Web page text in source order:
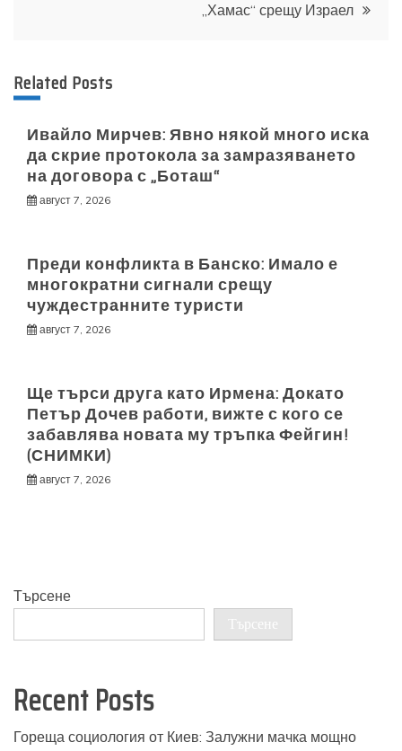
„Хамас“ срещу Израел
Related Posts
Ивайло Мирчев: Явно някой много иска
да скрие протокола за замразяването
на договора с „Боташ“
август 7, 2026
Преди конфликта в Банско: Имало е
многократни сигнали срещу
чуждестранните туристи
август 7, 2026
Ще търси друга като Ирмена: Докато
Петър Дочев работи, вижте с кого се
забавлява новата му тръпка Фейгин!
(СНИМКИ)
август 7, 2026
Търсене
Търсене
Recent Posts
Гореща социология от Киев: Залужни мачка мощно